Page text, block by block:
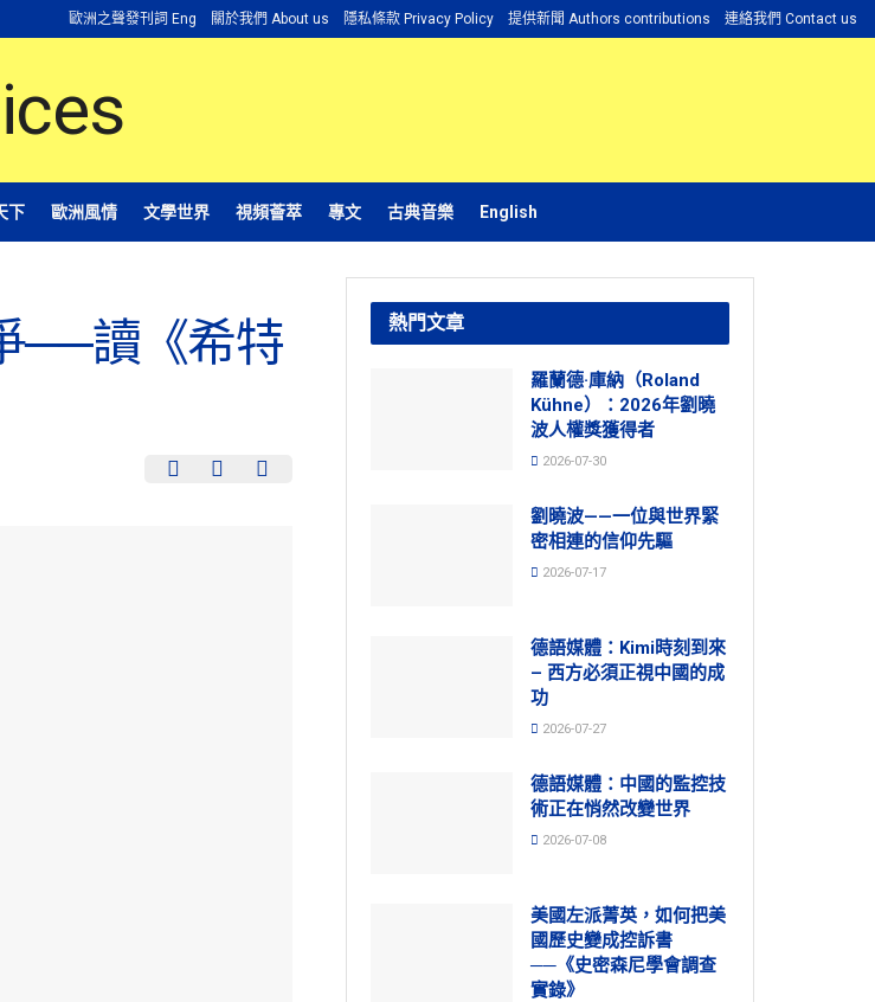
歐洲之聲發刊詞 Eng 關於我們 About us 隱私條款 Privacy Policy 提供新聞 Authors contributions 連絡我們 Contact us
下 歐洲風情 文學世界 視頻薈萃 專文 古典音樂 English
──讀《希特
熱門文章
羅蘭德·庫納（Roland
Kühne）：2026年劉曉
波人權獎獲得者
2026-07-30
劉曉波——一位與世界緊
密相連的信仰先驅
2026-07-17
德語媒體：Kimi時刻到來
– 西方必須正視中國的成
功
2026-07-27
德語媒體：中國的監控技
術正在悄然改變世界
2026-07-08
美國左派菁英，如何把美
國歷史變成控訴書
──《史密森尼學會調查
實錄》